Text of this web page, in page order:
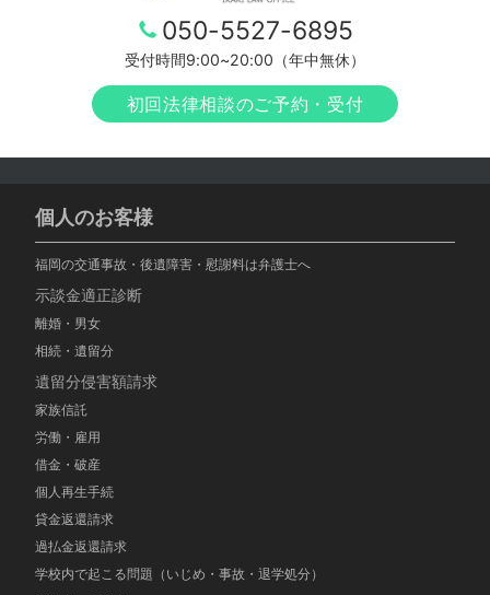
050-5527-6895
受付時間9:00~20:00（年中無休）
初回法律相談のご予約・受付
個人のお客様
福岡の交通事故・後遺障害・慰謝料は弁護士へ
示談金適正診断
離婚・男女
相続・遺留分
遺留分侵害額請求
家族信託
労働・雇用
借金・破産
個人再生手続
貸金返還請求
過払金返還請求
学校内で起こる問題（いじめ・事故・退学処分）